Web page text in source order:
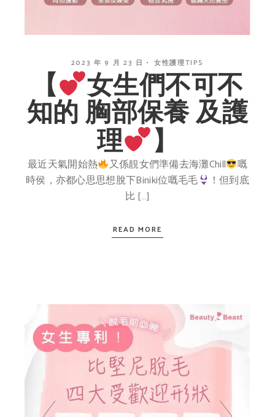
2023 年 9 月 23 日 女性護理TIPS
【
女生們不可不
知的 胸部保養 及護
理
】
最近天氣開始熱 又係靚女們準備去海灘Chill
嘅
時侯，亦都心思思想脫下Biniki位嘅毛毛
！但到底
比 […]
READ MORE